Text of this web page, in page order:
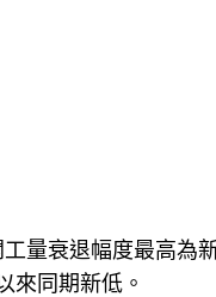
量衰退幅度最高為
來同期新低。